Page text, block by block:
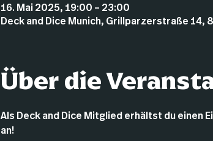
16. Mai 2025, 19:00 – 23:00
Deck and Dice Munich, Grillparzerstraße 14,
Über die
Als Deck and Dice Mitglied erhältst du einen
an!